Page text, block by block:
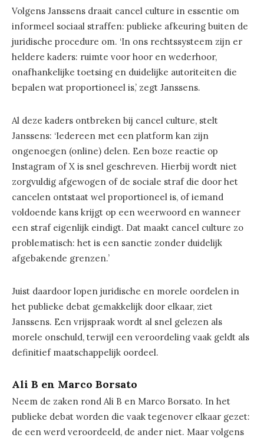
Volgens Janssens draait cancel culture in essentie om
informeel sociaal straffen: publieke afkeuring buiten de
juridische procedure om. ‘In ons rechtssysteem zijn er
heldere kaders: ruimte voor hoor en wederhoor,
onafhankelijke toetsing en duidelijke autoriteiten die
bepalen wat proportioneel is,’ zegt Janssens.
Al deze kaders ontbreken bij cancel culture, stelt
Janssens: ‘Iedereen met een platform kan zijn
ongenoegen (online) delen. Een boze reactie op
Instagram of X is snel geschreven. Hierbij wordt niet
zorgvuldig afgewogen of de sociale straf die door het
cancelen ontstaat wel proportioneel is, of iemand
voldoende kans krijgt op een weerwoord en wanneer
een straf eigenlijk eindigt. Dat maakt cancel culture zo
problematisch: het is een sanctie zonder duidelijk
afgebakende grenzen.’
Juist daardoor lopen juridische en morele oordelen in
het publieke debat gemakkelijk door elkaar, ziet
Janssens. Een vrijspraak wordt al snel gelezen als
morele onschuld, terwijl een veroordeling vaak geldt als
definitief maatschappelijk oordeel.
Ali B en Marco Borsato
Neem de zaken rond Ali B en Marco Borsato. In het
publieke debat worden die vaak tegenover elkaar gezet:
de een werd veroordeeld, de ander niet. Maar volgens